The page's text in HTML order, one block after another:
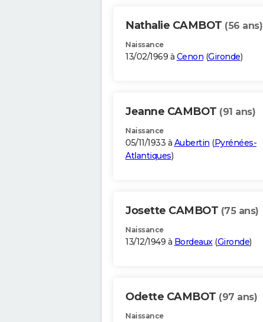
Nathalie CAMBOT (56 ans)
Naissance
13/02/1969 à Cenon (Gironde)
Jeanne CAMBOT (91 ans)
Naissance
05/11/1933 à Aubertin (Pyrénées-
Atlantiques)
Josette CAMBOT (75 ans)
Naissance
13/12/1949 à Bordeaux(Gironde)
Odette CAMBOT (97 ans)
Naissance